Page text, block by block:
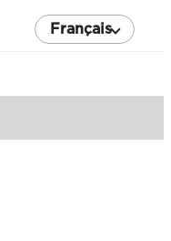
Français